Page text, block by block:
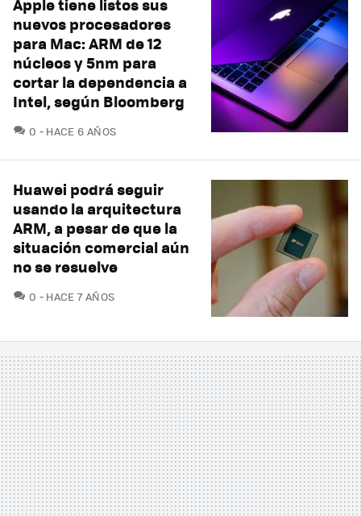
Apple tiene listos sus
nuevos procesadores
para Mac: ARM de 12
núcleos y 5nm para
cortar la dependencia a
Intel, según Bloomberg
0 COMENTARIOS
HACE 6 AÑOS
Huawei podrá seguir
usando la arquitectura
ARM, a pesar de que la
situación comercial aún
no se resuelve
0 COMENTARIOS
HACE 7 AÑOS